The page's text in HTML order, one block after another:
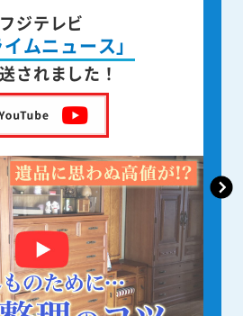
書籍出版
身近な人が
た後の遺品整理
版しました！